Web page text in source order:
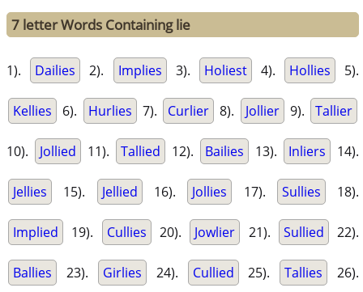
7 letter Words Containing lie
1). Dailies 2). Implies 3). Holiest 4). Hollies 5).
Kellies 6). Hurlies 7). Curlier 8). Jollier 9). Tallier
10). Jollied 11). Tallied 12). Bailies 13). Inliers 14).
Jellies 15). Jellied 16). Jollies 17). Sullies 18).
Implied 19). Cullies 20). Jowlier 21). Sullied 22).
Ballies 23). Girlies 24). Cullied 25). Tallies 26).